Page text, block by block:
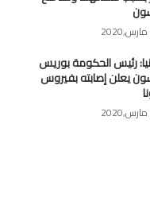
رئيس الحكومة بوريس
يعلن إصابته بفيروس